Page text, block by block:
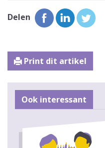
Delen
Print dit artikel
Ook interessant